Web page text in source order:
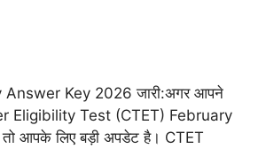
Answer Key 2026 जारी:अगर आपने
Eligibility Test (CTET) February
तो आपके लिए बड़ी अपडेट है। CTET